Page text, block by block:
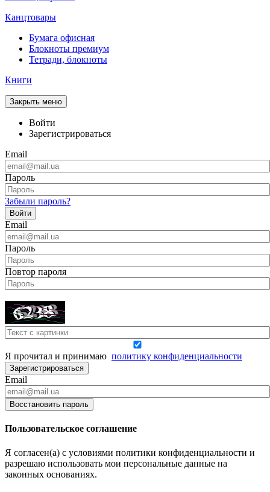
Канцтовары
Бумага офисная
Блокноты премиум
Тетради, блокноты
Книги
Закрыть меню
Войти
Зарегистрироваться
Email
Пароль
Забыли пароль?
Войти
Email
Пароль
Повтор пароля
Я прочитал и принимаю политику конфиденциальности
Зарегистрироваться
Email
Восстановить пароль
Пользовательское соглашение
Я согласен(а) с условиями политики конфиденциальности и
разрешаю использовать мои персональные данные на
законных основаниях.